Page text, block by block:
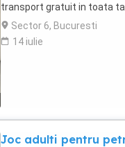
transport gratuit in toata
Sector 6, Bucuresti
14 iulie
Joc adulti pentru